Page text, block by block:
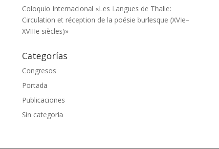
Coloquio Internacional «Les Langues de Thalie:
Circulation et réception de la poésie burlesque (XVIe–
XVIIIe siècles)»
Categorías
Congresos
Portada
Publicaciones
Sin categoría